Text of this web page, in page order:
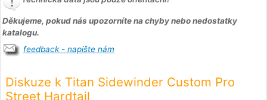
Děkujeme, pokud nás upozorníte na chyby nebo nedostatky
katalogu.
feedback - napište nám
Diskuze k Titan Sidewinder Custom Pro
Street Hardtail